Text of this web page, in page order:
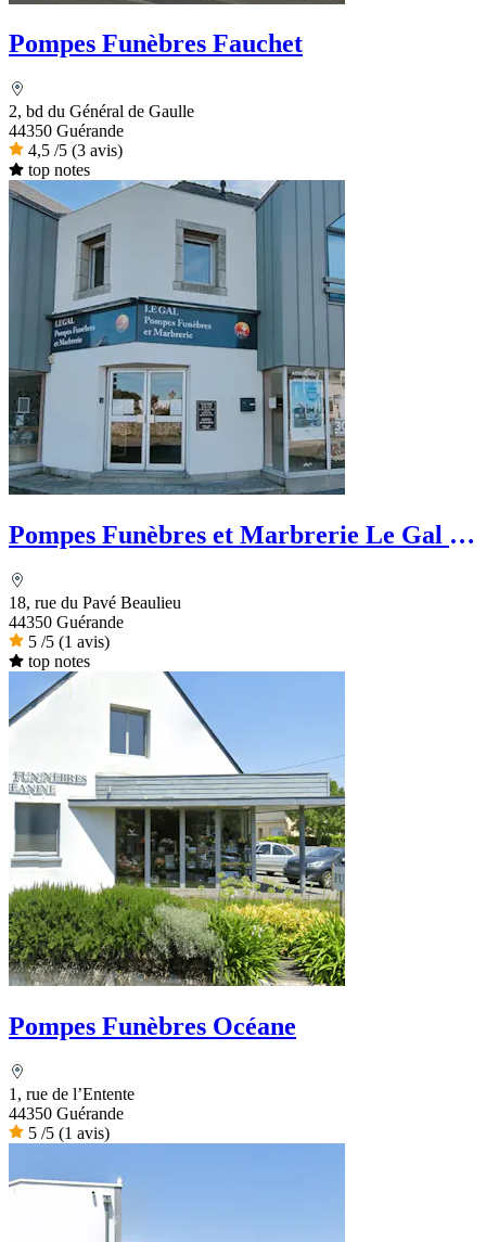
Pompes Funèbres Fauchet
2, bd du Général de Gaulle
44350 Guérande
4,5 /5 (3 avis)
top notes
Pompes Funèbres et Marbrerie Le Gal -
18, rue du Pavé Beaulieu
44350 Guérande
5 /5 (1 avis)
top notes
Pompes Funèbres Océane
1, rue de l’Entente
44350 Guérande
5 /5 (1 avis)